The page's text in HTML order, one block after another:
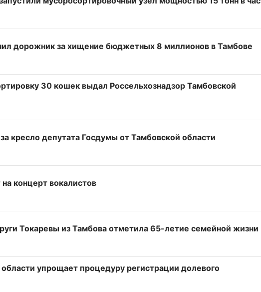
дорожник за хищение бюджетных 8 миллионов в Тамбове
30 кошек выдал Россельхознадзор Тамбовской
кресло депутата Госдумы от Тамбовской области
концерт вокалистов
Токаревы из Тамбова отметила 65-летие семейной жизни
упрощает процедуру регистрации долевого